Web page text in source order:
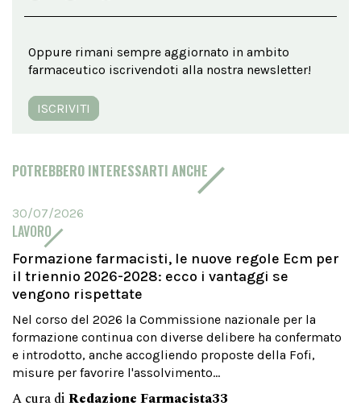
Oppure rimani sempre aggiornato in ambito
farmaceutico iscrivendoti alla nostra newsletter!
ISCRIVITI
POTREBBERO INTERESSARTI ANCHE
30/07/2026
LAVORO
Formazione farmacisti, le nuove regole Ecm per
il triennio 2026-2028: ecco i vantaggi se
vengono rispettate
Nel corso del 2026 la Commissione nazionale per la
formazione continua con diverse delibere ha confermato
e introdotto, anche accogliendo proposte della Fofi,
misure per favorire l'assolvimento...
A cura di Redazione Farmacista33